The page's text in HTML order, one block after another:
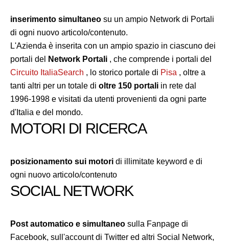
inserimento simultaneo su un ampio Network di Portali
di ogni nuovo articolo/contenuto.
L'Azienda è inserita con un ampio spazio in ciascuno dei
portali del
Network Portali , che comprende i portali del
Circuito ItaliaSearch , lo storico portale di Pisa , oltre a
tanti altri per un totale di oltre 150 portali in rete dal
1996-1998 e visitati da utenti provenienti da ogni parte
d'Italia e del mondo.
MOTORI DI RICERCA
posizionamento sui motori di illimitate keyword e di
ogni nuovo articolo/contenuto
SOCIAL NETWORK
Post automatico e simultaneo sulla Fanpage di
Facebook, sull'account di Twitter ed altri Social Network,